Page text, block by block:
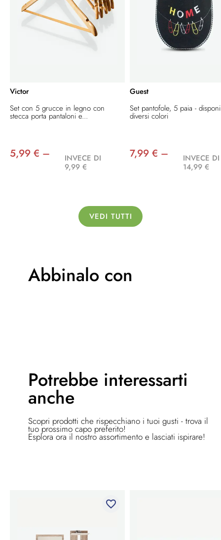
Victor
Set con 5 grucce in legno con
stecca porta pantaloni e...
5,99 € –
INVECE DI
9,99 €
Guest
Set pantofole, 5 paia -
diversi colori
7,99 € –
INVECE DI
14,99 €
VEDI TUTTI
Abbinalo con
Potrebbe interessarti
anche
Scopri prodotti che rispecchiano i tuoi gusti - trova il
tuo prossimo capo preferito!
Esplora ora il nostro assortimento e lasciati ispirare!
favorite_border